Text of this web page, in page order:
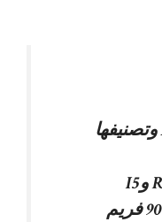
أبرز معالجات AMD وتصنيفها